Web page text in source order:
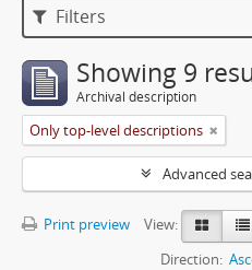
Filters
Showing 9
Archival description
Only top-level descriptions
Advanced
Print preview
View:
Direction: